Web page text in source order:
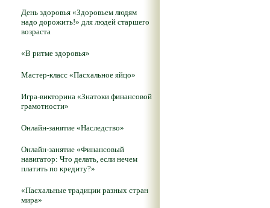
День здоровья «Здоровьем людям
надо дорожить!» для людей старшего
возраста
«В ритме здоровья»
Мастер-класс «Пасхальное яйцо»
Игра-викторина «Знатоки финансовой
грамотности»
Онлайн-занятие «Наследство»
Онлайн-занятие «Финансовый
навигатор: Что делать, если нечем
платить по кредиту?»
«Пасхальные традиции разных стран
мира»